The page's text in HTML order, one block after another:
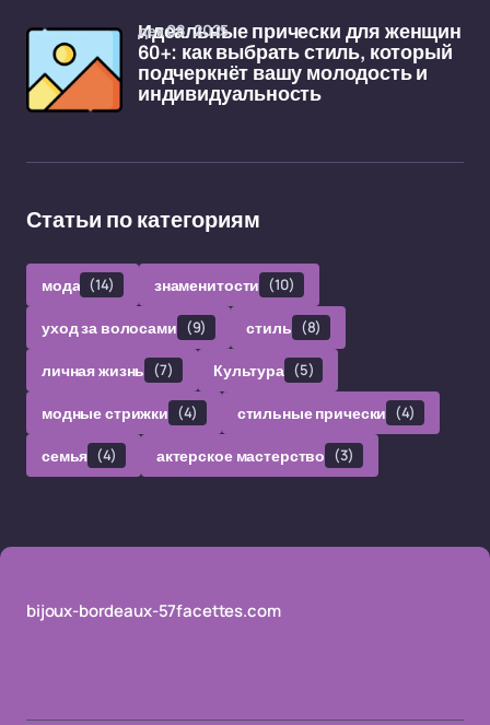
Идеальные прически для женщин
60+: как выбрать стиль, который
подчеркнёт вашу молодость и
индивидуальность
дек 08, 2025
Статьи по категориям
мода (14) знаменитости (10)
уход за волосами (9) стиль (8)
личная жизнь (7) Культура (5)
модные стрижки (4) стильные прически (4)
семья (4) актерское мастерство (3)
bijoux-bordeaux-57facettes.com